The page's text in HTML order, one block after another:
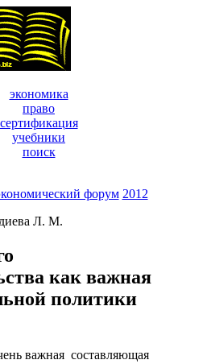
экономика
право
сертификация
учебники
поиск
форум 2012
Л. М.
как важная
политики
важная составляющая